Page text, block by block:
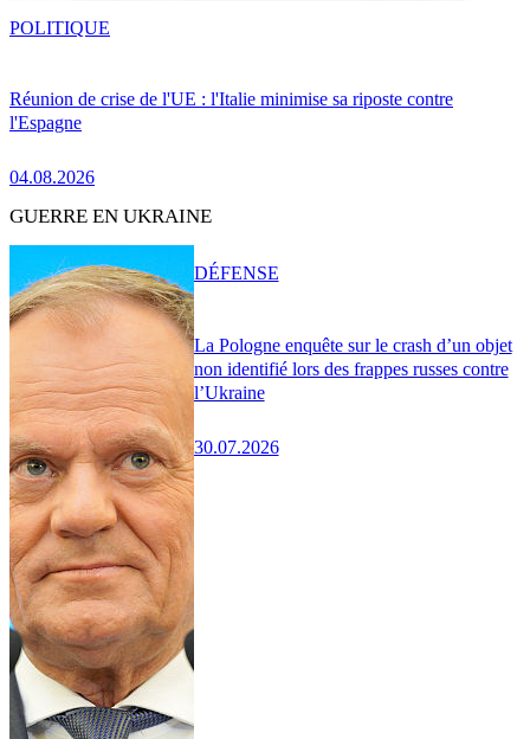
Réunion de crise de l'UE : l'Italie minimise sa riposte contre
l'Espagne
04.08.2026
POLITIQUE
GUERRE EN UKRAINE
La Pologne enquête sur le crash d’un objet
non identifié lors des frappes russes contre
l’Ukraine
30.07.2026
DÉFENSE